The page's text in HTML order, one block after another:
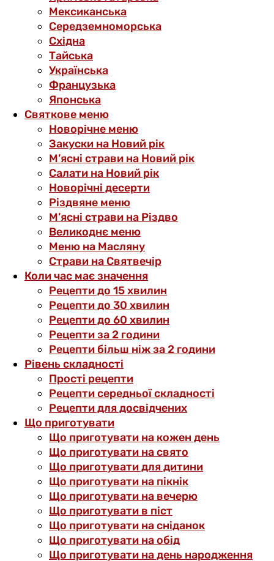
Мексиканська
Середземноморська
Східна
Тайська
Українська
Французька
Японська
Святкове меню
Новорічне меню
Закуски на Новий рік
М’ясні страви на Новий рік
Салати на Новий рік
Новорічні десерти
Різдвяне меню
М’ясні страви на Різдво
Великоднє меню
Меню на Масляну
Страви на Святвечір
Коли час має значення
Рецепти до 15 хвилин
Рецепти до 30 хвилин
Рецепти до 60 хвилин
Рецепти за 2 години
Рецепти більш ніж за 2 години
Рівень складності
Прості рецепти
Рецепти середньої складності
Рецепти для досвідчених
Що приготувати
Що приготувати на кожен день
Що приготувати на свято
Що приготувати для дитини
Що приготувати на пікнік
Що приготувати на вечерю
Що приготувати в піст
Що приготувати на сніданок
Що приготувати на обід
Що приготувати на день народження